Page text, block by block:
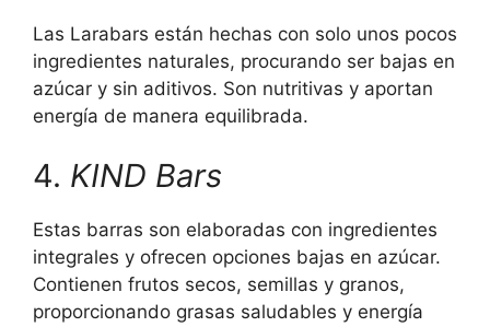
Las Larabars están hechas con solo unos pocos
ingredientes naturales, procurando ser bajas en
azúcar y sin aditivos. Son nutritivas y aportan
energía de manera equilibrada.
4. KIND Bars
Estas barras son elaboradas con ingredientes
integrales y ofrecen opciones bajas en azúcar.
Contienen frutos secos, semillas y granos,
proporcionando grasas saludables y energía